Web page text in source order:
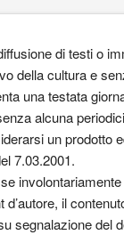
di testi o
della cultura e
una testata
alcuna
un prodotto
7.03.2001.
d’autore, il
segnalazione del